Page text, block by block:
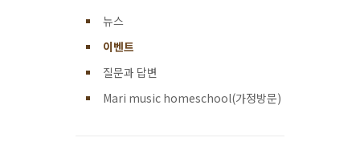
뉴스
이벤트
질문과 답변
Mari music homeschool(가정방문)